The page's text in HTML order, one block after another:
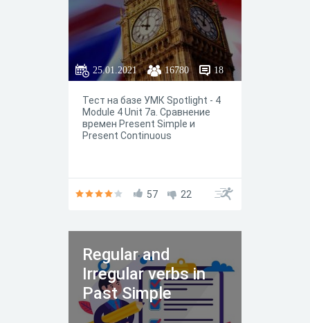
25.01.2021 16780 18
Тест на базе УМК Spotlight - 4
Module 4 Unit 7a. Сравнение
времен Present Simple и
Present Continuous
57 22
Regular and
Irregular verbs in
Past Simple